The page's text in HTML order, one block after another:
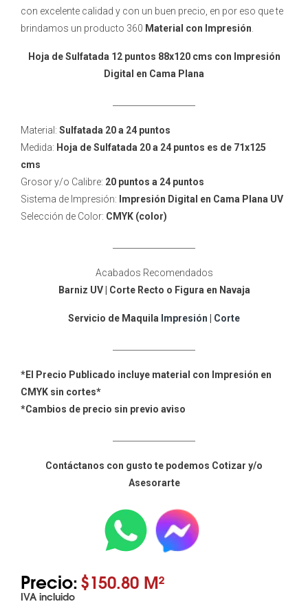
con excelente calidad y con un buen precio, en por eso que te
brindamos un producto 360 Material con Impresión
Hoja de Sulfatada 12 puntos 88x120 cms con Impresión
Digital en Cama Plana
Material: Sulfatada 20 a 24 puntos
Medida: Hoja de Sulfatada 20 a 24 puntos es de 71x125
cms
Grosor y/o Calibre: 20 puntos a 24 puntos
Sistema de Impresión: Impresión Digital en Cama Plana UV
Selección de Color: CMYK (color)
Acabados Recomendados
Barniz UV | Corte Recto o Figura en Navaja
Servicio de Maquila Impresión Corte
*El Precio Publicado incluye material con Impresión en
CMYK sin cortes*
*Cambios de precio sin previo aviso
Contáctanos con gusto te podemos Cotizar y/o
Asesorarte
Precio:$150.80 M²
IVA incluido